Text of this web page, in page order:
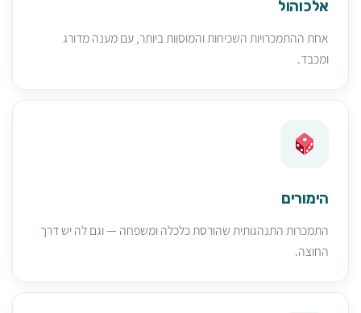
אלכוהול
אחת ההתמכרויות השכיחות והמוסוות ביותר, עם מענה מדורג
ומכבד.
הימורים
התמכרות התנהגותית שהורסת כלכלה ומשפחה — וגם לה יש דרך
החוצה.